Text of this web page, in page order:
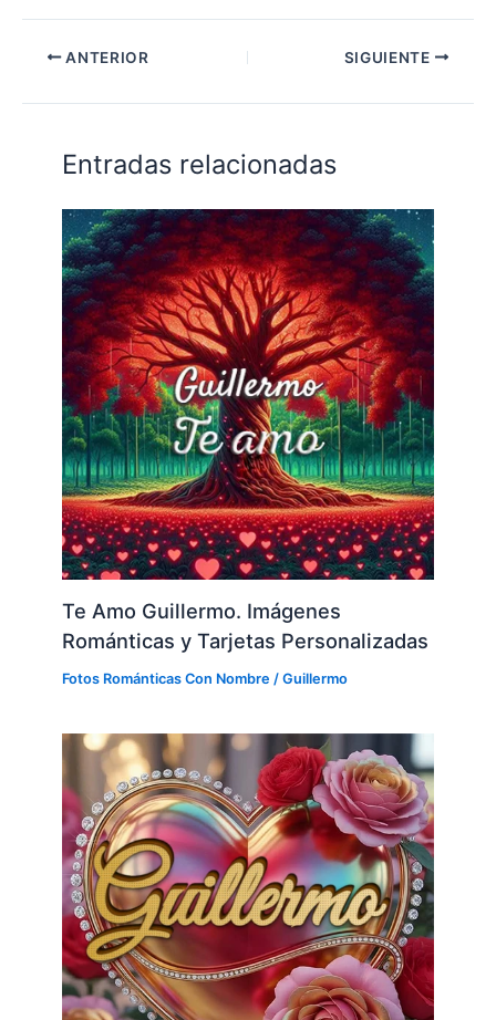
ANTERIOR SIGUIENTE
Entradas relacionadas
Te Amo Guillermo. Imágenes
Románticas y Tarjetas Personalizadas
Fotos Románticas Con Nombre /Guillermo